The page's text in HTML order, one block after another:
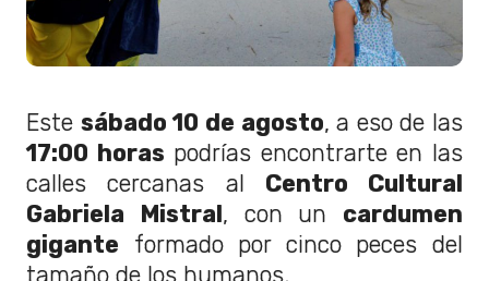
Este sábado 10 de agosto, a eso de las
17:00 horas podrías encontrarte en las
calles cercanas al Centro Cultural
Gabriela Mistral, con un cardumen
gigante formado por cinco peces del
tamaño de los humanos.